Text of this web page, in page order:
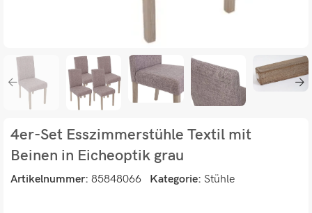
4er-Set Esszimmerstühle Textil mit
Beinen in Eicheoptik grau
Artikelnummer: 85848066 Kategorie: Stühle